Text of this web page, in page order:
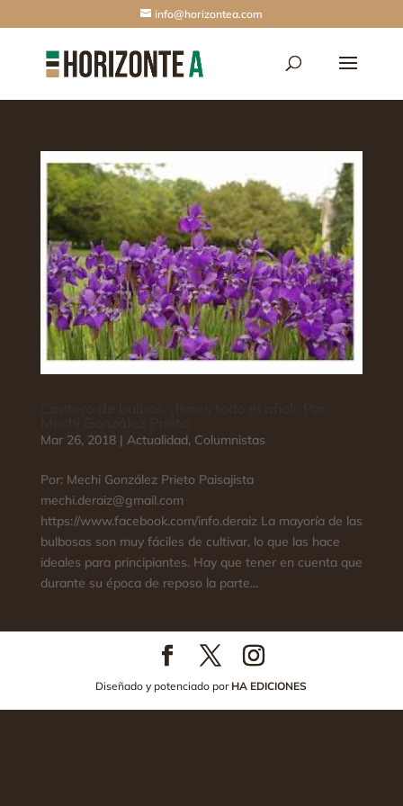
info@horizontea.com
Mar 26, 2018| Actualidad, Columnistas
Por: Mechi González Prieto Paisajista
mechi.deraiz@gmail.com
https://www.facebook.com/info.deraiz La mayoría de las
bulbosas son muy fáciles de cultivar, lo que las hace
ideales para principiantes. Hay que tener en cuenta que
durante su época de reposo la parte...
Diseñado y potenciado por HA EDICIONES